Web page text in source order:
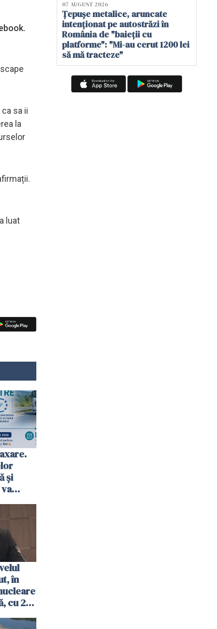
sa ii
la
luat
şi
în
cu 2
07 AUGUST 2026
Țepușe metalice, aruncate
intenționat pe autostrăzi în
România de "baieții cu
platforme": "Mi-au cerut 1200 lei
să mă tracteze"